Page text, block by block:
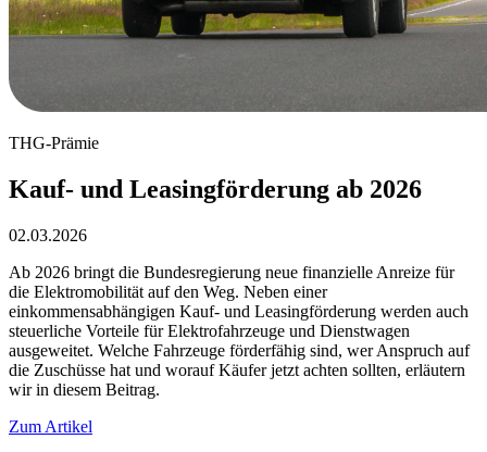
THG-Prämie
Kauf- und Leasingförderung ab 2026
02.03.2026
Ab 2026 bringt die Bundesregierung neue finanzielle Anreize für
die Elektromobilität auf den Weg. Neben einer
einkommensabhängigen Kauf- und Leasingförderung werden auch
steuerliche Vorteile für Elektrofahrzeuge und Dienstwagen
ausgeweitet. Welche Fahrzeuge förderfähig sind, wer Anspruch auf
die Zuschüsse hat und worauf Käufer jetzt achten sollten, erläutern
wir in diesem Beitrag.
Zum Artikel